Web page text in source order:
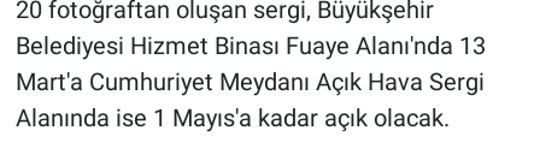
20 fotoğraftan oluşan sergi, Büyükşehir
Belediyesi Hizmet Binası Fuaye Alanı'nda 13
Mart'a Cumhuriyet Meydanı Açık Hava Sergi
Alanında ise 1 Mayıs'a kadar açık olacak.